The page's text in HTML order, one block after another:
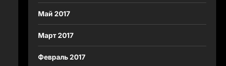
Май 2017
Март 2017
Февраль 2017